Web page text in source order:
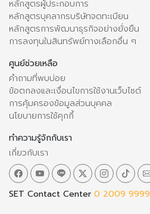
หลักสูตรผู้ประกอบการ
หลักสูตรบุคลากรบริษัทจดทะเบียน
หลักสูตรการพัฒนาธุรกิจอย่างยั่งยืน
การลงทุนในสินทรัพย์ทางเลือกอื่น ๆ
ศูนย์ช่วยเหลือ
คำถามที่พบบ่อย
ข้อตกลงและเงื่อนไขการใช้งานเว็บไซต์
การคุ้มครองข้อมูลส่วนบุคคล
นโยบายการใช้คุกกี้
ทำความรู้จักกับเรา
เกี่ยวกับเรา
SET Contact Center 0 2009 9999